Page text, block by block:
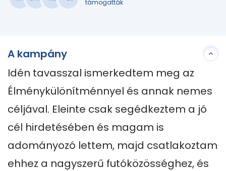
támogatták
A kampány
Idén tavasszal ismerkedtem meg az
Élménykülönítménnyel és annak nemes
céljával. Eleinte csak segédkeztem a jó
cél hirdetésében és magam is
adományozó lettem, majd csatlakoztam
ehhez a nagyszerű futóközösséghez, és